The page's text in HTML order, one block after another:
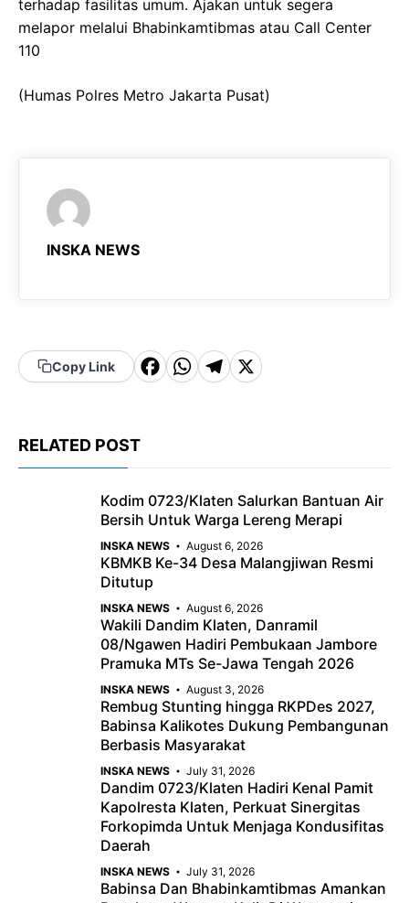
terhadap fasilitas umum. Ajakan untuk segera
melapor melalui Bhabinkamtibmas atau Call Center
110
(Humas Polres Metro Jakarta Pusat)
INSKA NEWS
Copy Link
F
o
o
k
W
A
p
p
T
a
m
X
RELATED POST
Kodim 0723/Klaten Salurkan Bantuan Air
Bersih Untuk Warga Lereng Merapi
INSKA NEWS August 6, 2026
KBMKB Ke-34 Desa Malangjiwan Resmi
Ditutup
INSKA NEWS August 6, 2026
Wakili Dandim Klaten, Danramil
08/Ngawen Hadiri Pembukaan Jambore
Pramuka MTs Se-Jawa Tengah 2026
INSKA NEWS August 3, 2026
Rembug Stunting hingga RKPDes 2027,
Babinsa Kalikotes Dukung Pembangunan
Berbasis Masyarakat
INSKA NEWS July 31, 2026
Dandim 0723/Klaten Hadiri Kenal Pamit
Kapolresta Klaten, Perkuat Sinergitas
Forkopimda Untuk Menjaga Kondusifitas
Daerah
INSKA NEWS July 31, 2026
Babinsa Dan Bhabinkamtibmas Amankan